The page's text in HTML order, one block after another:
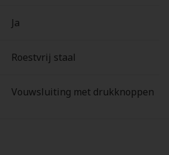
Ja
Roestvrij staal
Vouwsluiting met drukknoppen